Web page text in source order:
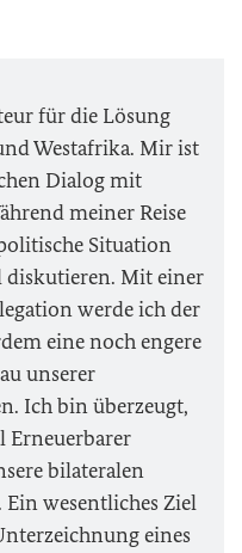
für die Lösung
Westafrika. Mir ist
Dialog mit
meiner Reise
Situation
diskutieren. Mit einer
werde ich der
eine noch engere
unserer
Ich bin überzeugt,
Erneuerbarer
bilateralen
wesentliches Ziel
eines